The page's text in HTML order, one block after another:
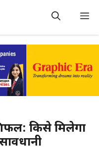
किसे मिलेगा